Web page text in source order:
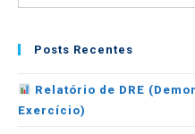
Posts Recentes
Relatório de DRE
Exercício)